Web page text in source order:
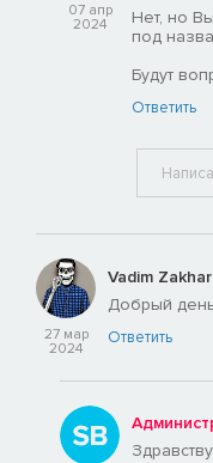
07 апр
2024
Нет, но
под
Будут
Ответить
27 мар
2024
Vadim
Добрый
Ответить